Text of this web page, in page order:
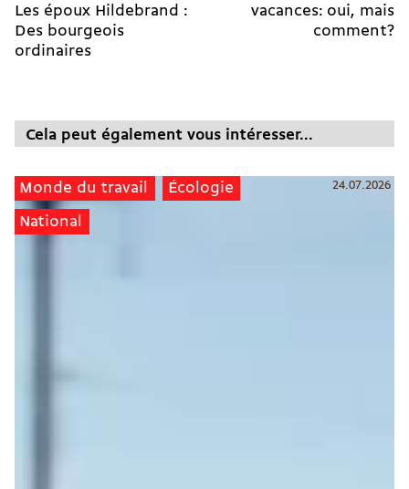
Les époux Hildebrand :
Des bourgeois
ordinaires
vacances: oui, mais
comment?
Cela peut également vous intéresser...
Monde du travail Écologie
National
24.07.2026